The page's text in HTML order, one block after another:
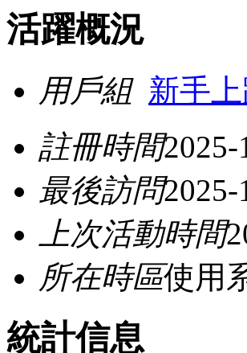
活躍概況
用戶組 新手
註冊時間2025-
最後訪問2025-
上次活動時間
所在時區使用
統計信息